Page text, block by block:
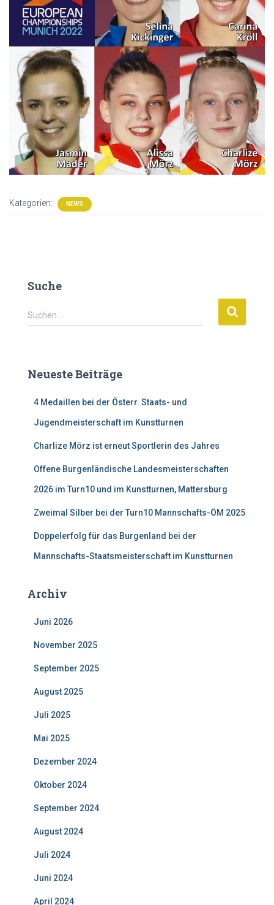
Kategorien: NEWS
Suche
S
u
n
Suchen …
Neueste Beiträge
4 Medaillen bei der Österr. Staats- und
Jugendmeisterschaft im Kunstturnen
Charlize Mörz ist erneut Sportlerin des Jahres
Offene Burgenländische Landesmeisterschaften
2026 im Turn10 und im Kunstturnen, Mattersburg
Zweimal Silber bei der Turn10 Mannschafts-ÖM 2025
Doppelerfolg für das Burgenland bei der
Mannschafts-Staatsmeisterschaft im Kunstturnen
Archiv
Juni 2026
November 2025
September 2025
August 2025
Juli 2025
Mai 2025
Dezember 2024
Oktober 2024
September 2024
August 2024
Juli 2024
Juni 2024
April 2024